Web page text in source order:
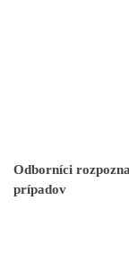
Odborníci
prípadov